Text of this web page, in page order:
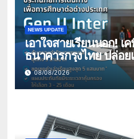
NEWS UPDATE
เอาใจสายเรียนนอก! เ
ธนาคารกรุงไทย ปล่อ
“GEN U INTER” ยก
คุ้มครองค่ารักษาเจ็บป่
สูงสุด 5 ล้าน มีแผนปร
08/08/2026